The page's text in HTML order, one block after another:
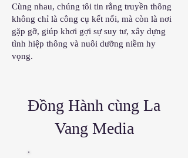
Cùng nhau, chúng tôi tin rằng truyền thông
không chỉ là công cụ kết nối, mà còn là nơi
gặp gỡ, giúp khơi gợi sự suy tư, xây dựng
tình hiệp thông và nuôi dưỡng niềm hy
vọng.
Đồng Hành cùng La
Vang Media